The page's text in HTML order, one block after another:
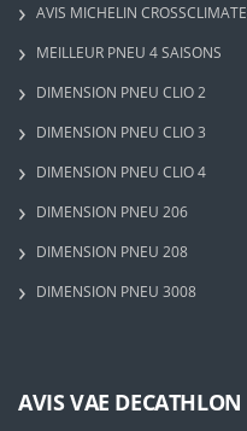
AVIS MICHELIN CROSSCLIMATE
MEILLEUR PNEU 4 SAISONS
DIMENSION PNEU CLIO 2
DIMENSION PNEU CLIO 3
DIMENSION PNEU CLIO 4
DIMENSION PNEU 206
DIMENSION PNEU 208
DIMENSION PNEU 3008
AVIS VAE DECATHLON